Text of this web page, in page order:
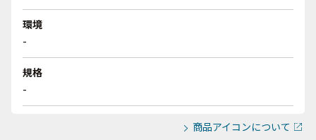
環境
-
規格
-
商品アイコンについて